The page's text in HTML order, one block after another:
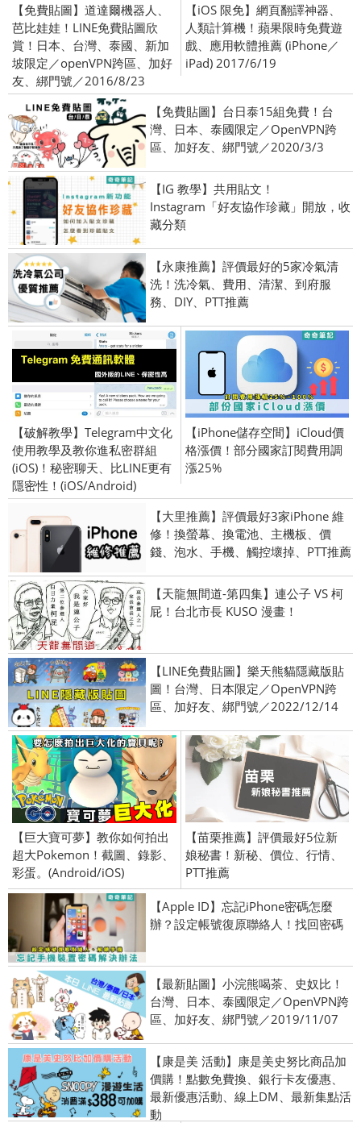
【免費貼圖】道達爾機器人、
芭比娃娃！LINE免費貼圖欣
賞！日本、台灣、泰國、新加
坡限定／openVPN跨區、加好
友、綁門號／2016/8/23
【iOS 限免】網頁翻譯神器、
人類計算機！蘋果限時免費遊
戲、應用軟體推薦 (iPhone／
iPad) 2017/6/19
【免費貼圖】台日泰15組免費！台
灣、日本、泰國限定／OpenVPN跨
區、加好友、綁門號／2020/3/3
【IG 教學】共用貼文！
Instagram「好友協作珍藏」開放，收
藏分類
【永康推薦】評價最好的5家冷氣清
洗！洗冷氣、費用、清潔、到府服
務、DIY、PTT推薦
【破解教學】Telegram中文化
使用教學及教你進私密群組
(iOS)！秘密聊天、比LINE更有
隱密性！(iOS/Android)
【iPhone儲存空間】iCloud價
格漲價！部分國家訂閱費用調
漲25%
【大里推薦】評價最好3家iPhone 維
修！換螢幕、換電池、主機板、價
錢、泡水、手機、觸控壞掉、PTT推薦
【天龍無間道-第四集】連公子 VS 柯
屁！台北市長 KUSO 漫畫！
【LINE免費貼圖】樂天熊貓隱藏版貼
圖！台灣、日本限定／OpenVPN跨
區、加好友、綁門號／2022/12/14
【巨大寶可夢】教你如何拍出
超大Pokemon！截圖、錄影、
彩蛋。(Android/iOS)
【苗栗推薦】評價最好5位新
娘秘書！新秘、價位、行情、
PTT推薦
【Apple ID】忘記iPhone密碼怎麼
辦？設定帳號復原聯絡人！找回密碼
【最新貼圖】小浣熊喝茶、史奴比！
台灣、日本、泰國限定／OpenVPN跨
區、加好友、綁門號／2019/11/07
【康是美 活動】康是美史努比商品加
價購！點數免費換、銀行卡友優惠、
最新優惠活動、線上DM、最新集點活
動